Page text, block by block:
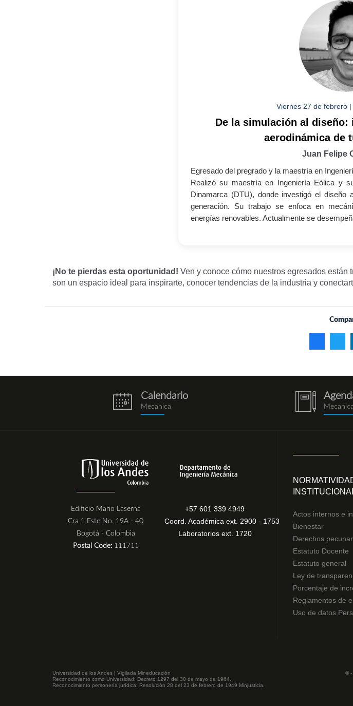
Viernes 27 de febrero
De la simulación al
aerodinámica de
Juan Felipe
Egresado del pregrado y la maestría en
Realizó su maestría en Ingeniería Eólica y
Dinamarca (DTU), donde investigó el diseño
generación. Su trabajo se enfoca en
energías renovables. Actualmente se
¡No te pierdas esta oportunidad! Ven y conoce cómo nuestros egresados
son un espacio ideal para inspirarte, conocer tendencias de la industria y
eventos.png
Calendario
Mecanica
notebook
(1).png
Mecanica
Edificio Mario Laserna
Cra 1 Este No. 19A - 40
Bogotá - Colombia
Postal Code: 111711
+57 601 339 4949
Coord. Académica ext. 2900 - 1753
Laboratorios ext. 1720
Actos internos e
Bienestar
Derechos
Estatuto Docente
Estatuto general
Ley de
Porcentaje de
Reglamentos de
Uso de datos
Universidad de los Andes | Vigilada Mineducación
Reconocimiento como Universidad: Decreto 1297 del 30 de mayo de 1964.
Reconocimiento personería jurídica: Resolución 28 del 23 de febrero de 1949 Minjusticia.
© -